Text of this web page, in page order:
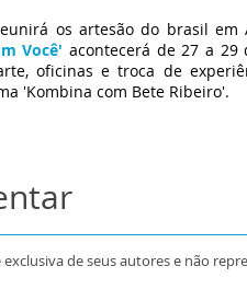
os artesão do brasil em
Você' acontecerá de 27 a
oficinas e troca de
'Kombina com Bete Ribeiro'.
de seus autores e não